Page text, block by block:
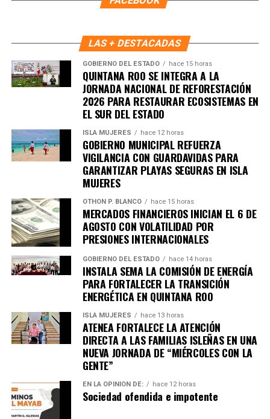
“Vamos a estar recorriendo las calles de este bello
municipio escuchando al pueblo de Tulum y vamos a
entregar este periódico casa por casa”, expresó.
Ana Paty reafirmó que la transformación se construye
organizado y con un movimiento que se mantiene cercano,
unido y comprometido con la defensa de la soberanía
Recibe las noticias al instante
LAS + DESTACADAS
GOBIERNO DEL ESTADO hace 15 horas
QUINTANA ROO SE INTEGRA A LA
JORNADA NACIONAL DE REFORESTACIÓN
2026 PARA RESTAURAR ECOSISTEMAS EN
EL SUR DEL ESTADO
ISLA MUJERES hace 12 horas
GOBIERNO MUNICIPAL REFUERZA
VIGILANCIA CON GUARDAVIDAS PARA
GARANTIZAR PLAYAS SEGURAS EN ISLA
MUJERES
OTHON P. BLANCO hace 15 horas
MERCADOS FINANCIEROS INICIAN EL 6 DE
AGOSTO CON VOLATILIDAD POR
PRESIONES INTERNACIONALES
GOBIERNO DEL ESTADO hace 14 horas
INSTALA SEMA LA COMISIÓN DE ENERGÍA
PARA FORTALECER LA TRANSICIÓN
ENERGÉTICA EN QUINTANA ROO
ISLA MUJERES hace 13 horas
ATENEA FORTALECE LA ATENCIÓN
DIRECTA A LAS FAMILIAS ISLEÑAS EN UNA
NUEVA JORNADA DE “MIÉRCOLES CON LA
GENTE”
EN LA OPINIÓN DE: hace 12 horas
Sociedad ofendida e impotente